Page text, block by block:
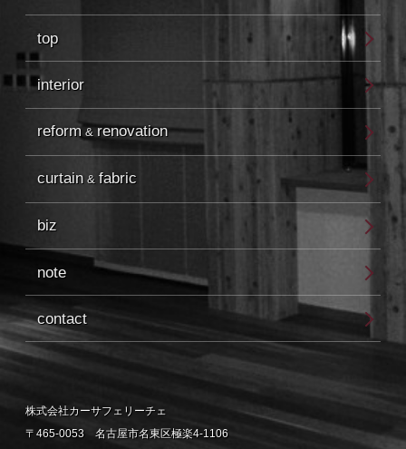
top
interior
reform& renovation
curtain& fabric
biz
note
contact
株式会社カーサフェリーチェ
〒465-0053 名古屋市名東区極楽4-1106